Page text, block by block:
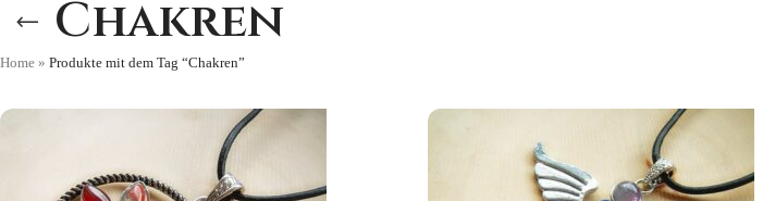
Chakren
Home » Produkte mit dem Tag “Chakren”